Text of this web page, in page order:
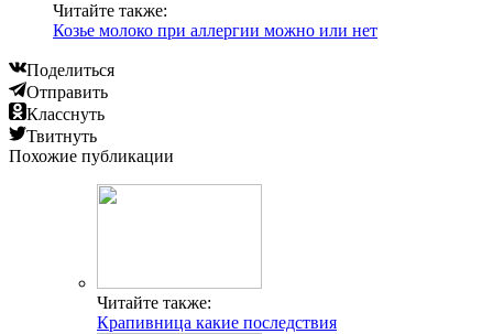
Читайте также:
Козье молоко при аллергии можно или нет
Поделиться
Отправить
Класснуть
Твитнуть
Похожие публикации
Читайте также:
Крапивница какие последствия